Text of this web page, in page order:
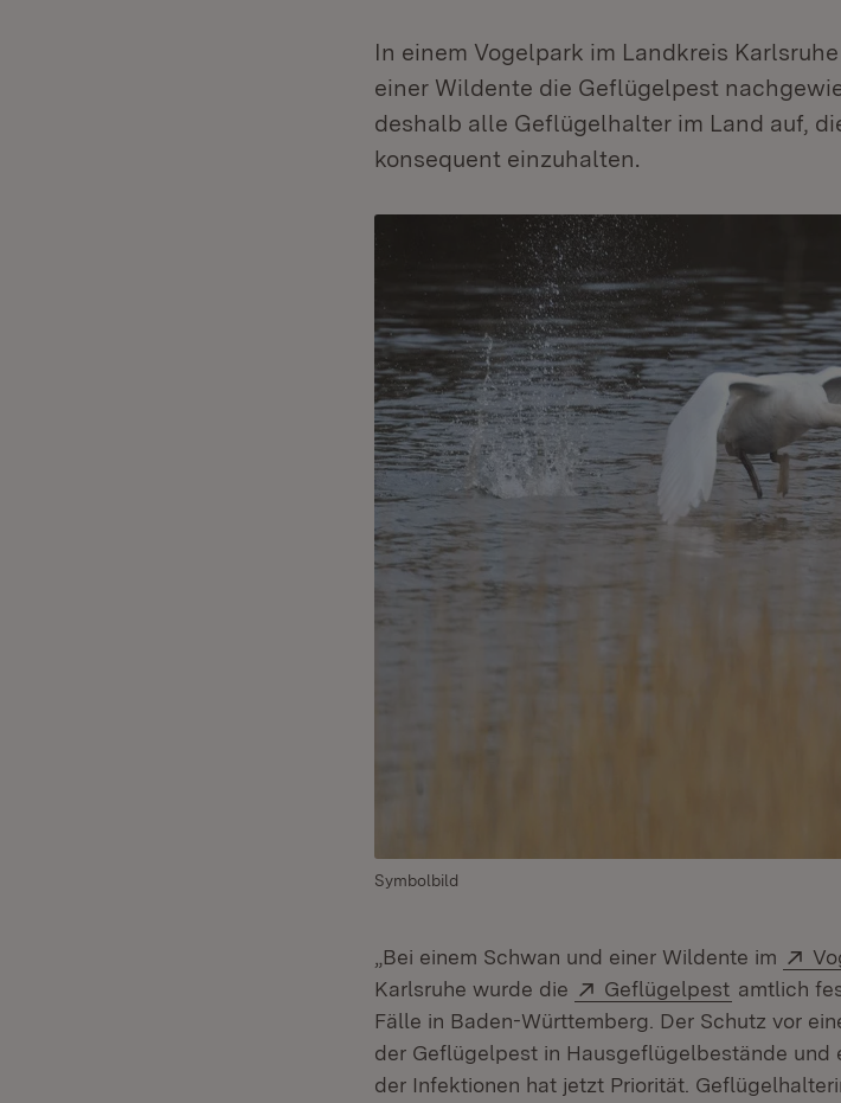
In einem Vogelpark im Landkreis
einer Wildente die Geflügelpest
deshalb alle Geflügelhalter im Land auf,
konsequent einzuhalten.
Symbolbild
„Bei einem Schwan und einer Wildente im
Karlsruhe wurde die
Extern:
Geflügelpest (Öffnet in
amtlich
Fälle in Baden-Württemberg. Der Schutz vor
der Geflügelpest in Hausgeflügelbestände und
der Infektionen hat jetzt Priorität.